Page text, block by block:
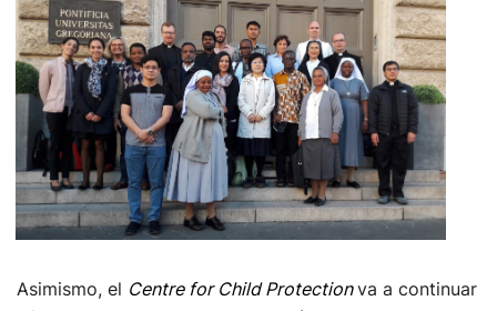
Asimismo, el Centre for Child Protectionva a continuar